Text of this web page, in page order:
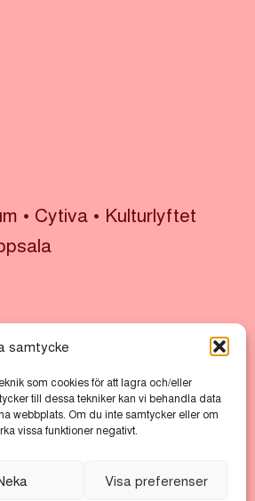
samtycke
som cookies för att lagra och/eller
till dessa tekniker kan vi behandla data
webbplats. Om du inte samtycker eller om
vissa funktioner negativt.
Visa preferenser
• Cytiva • Kulturlyftet